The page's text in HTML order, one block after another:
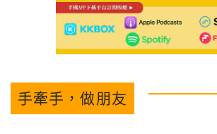
手牽手，做朋友